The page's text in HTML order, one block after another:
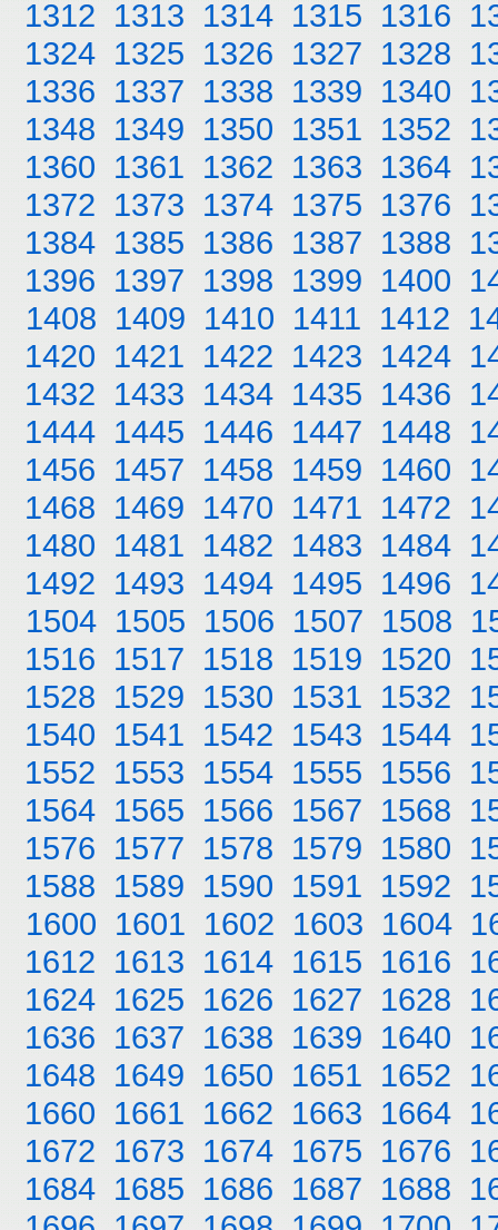
1312 1313 1314 1315 1316
1324 1325 1326 1327 1328
1336 1337 1338 1339 1340
1348 1349 1350 1351 1352
1360 1361 1362 1363 1364
1372 1373 1374 1375 1376
1384 1385 1386 1387 1388
1396 1397 1398 1399 1400
1408 1409 1410 1411 1412
1420 1421 1422 1423 1424
1432 1433 1434 1435 1436
1444 1445 1446 1447 1448
1456 1457 1458 1459 1460
1468 1469 1470 1471 1472
1480 1481 1482 1483 1484
1492 1493 1494 1495 1496
1504 1505 1506 1507 1508
1516 1517 1518 1519 1520
1528 1529 1530 1531 1532
1540 1541 1542 1543 1544
1552 1553 1554 1555 1556
1564 1565 1566 1567 1568
1576 1577 1578 1579 1580
1588 1589 1590 1591 1592
1600 1601 1602 1603 1604
1612 1613 1614 1615 1616
1624 1625 1626 1627 1628
1636 1637 1638 1639 1640
1648 1649 1650 1651 1652
1660 1661 1662 1663 1664
1672 1673 1674 1675 1676
1684 1685 1686 1687 1688